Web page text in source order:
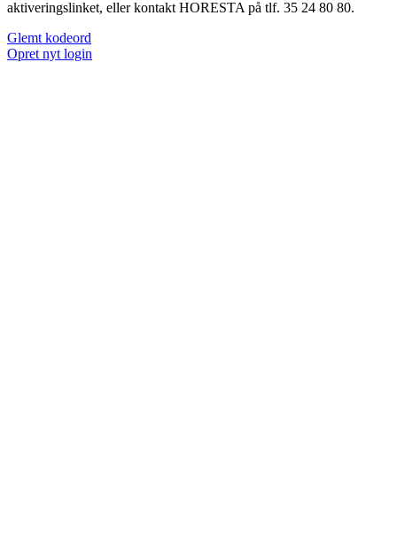
aktiveringslinket, eller kontakt HORESTA på tlf. 35 24 80 80.
Glemt kodeord
Opret nyt login